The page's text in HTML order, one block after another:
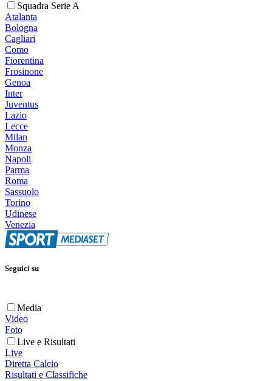
Squadra Serie A
Atalanta
Bologna
Cagliari
Como
Fiorentina
Frosinone
Genoa
Inter
Juventus
Lazio
Lecce
Milan
Monza
Napoli
Parma
Roma
Sassuolo
Torino
Udinese
Venezia
Seguici su
Media
Video
Foto
Live e Risultati
Live
Diretta Calcio
Risultati e Classifiche